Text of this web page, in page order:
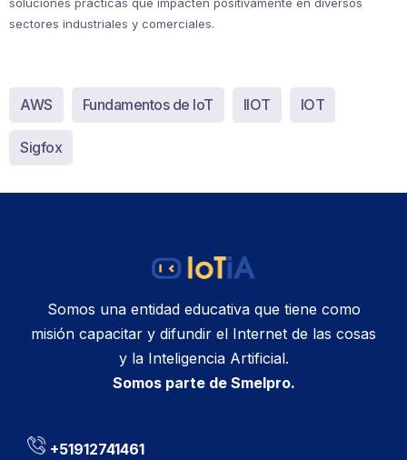
soluciones prácticas que impacten positivamente en diversos
sectores industriales y comerciales.
AWS Fundamentos de IoT IIOT IOT
Sigfox
Somos una entidad educativa que tiene como
misión capacitar y difundir el Internet de las cosas
y la Inteligencia Artificial.
Somos parte de Smelpro.
+51912741461